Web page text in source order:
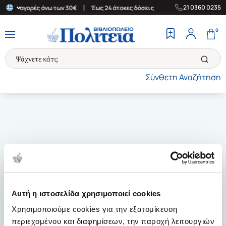
Αυτή η ιστοσελίδα χρησιμοποιεί cookies
Χρησιμοποιούμε cookies για την εξατομίκευση
περιεχομένου και διαφημίσεων, την παροχή λειτουργιών
για αγορές άνω των 30€ Έως 24 άτοκες δόσεις | Δωρεάν
21 0360 0235
Σύνθετη Αναζήτηση
0